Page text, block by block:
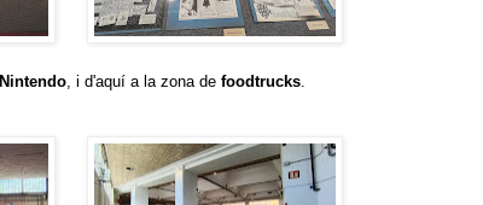
Nintendo, i d'aquí a la zona de foodtrucks.